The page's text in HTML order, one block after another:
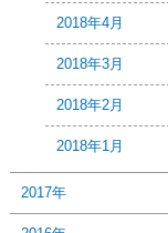
2018年4月
2018年3月
2018年2月
2018年1月
2017年